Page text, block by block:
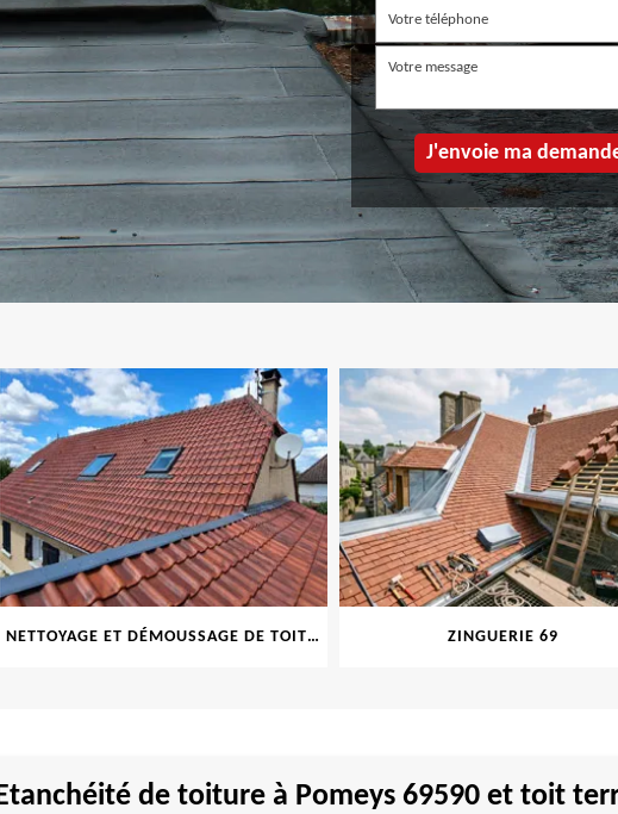
NETTOYAGE ET DÉMOUSSAGE DE TOITURE ET FAÇADE 69 ZINGUERIE 69
de toiture à Pomeys 69590 et toit